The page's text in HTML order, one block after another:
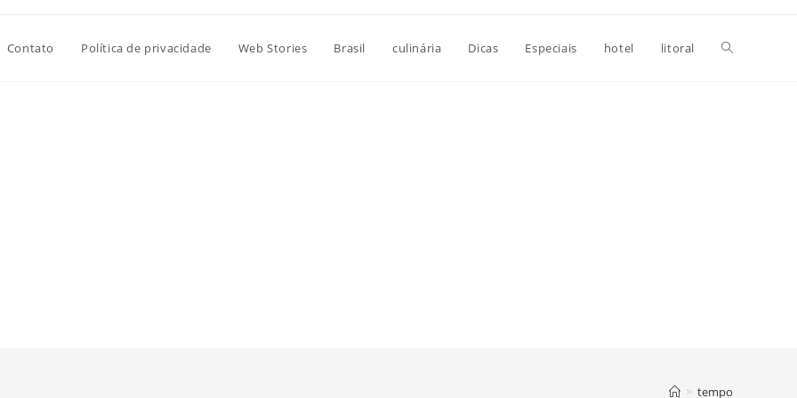
Contato Política de privacidade Web Stories Brasil culinária Dicas Especiais hotel litoral Alternar
> tempo